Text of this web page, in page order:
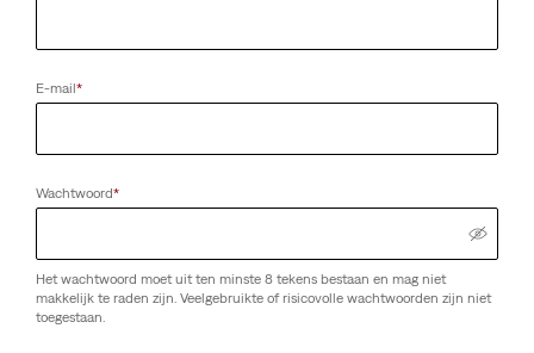
E-mail*
Wachtwoord*
Het wachtwoord moet uit ten minste 8 tekens bestaan en mag niet
makkelijk te raden zijn. Veelgebruikte of risicovolle wachtwoorden zijn niet
toegestaan.